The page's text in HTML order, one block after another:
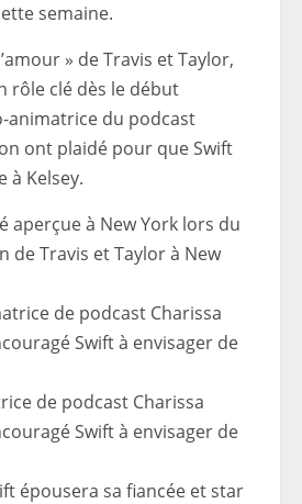
semaine.
» de Travis et Taylor,
rôle clé dès le début
animatrice du podcast
ont plaidé pour que Swift
à Kelsey.
aperçue à New York lors du
de Travis et Taylor à New
de podcast Charissa
Swift à envisager de